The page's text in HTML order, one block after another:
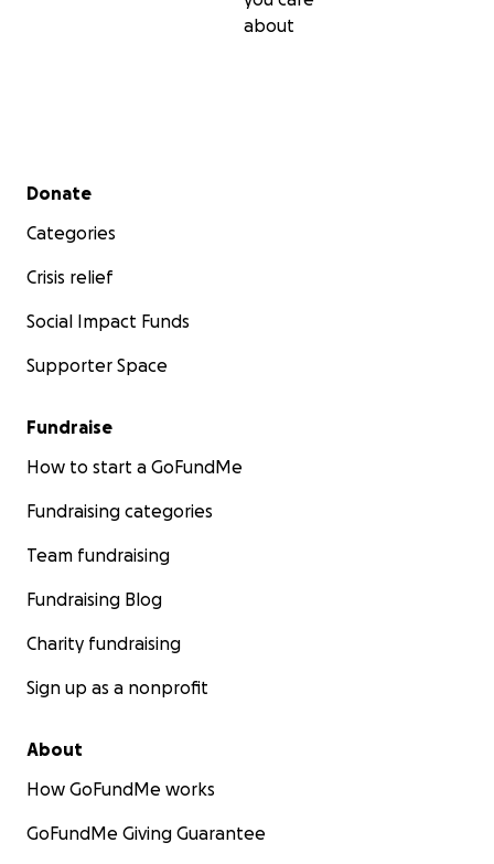
about
Secondary menu
Donate
Categories
Crisis relief
Social Impact Funds
Supporter Space
Fundraise
How to start a GoFundMe
Fundraising categories
Team fundraising
Fundraising Blog
Charity fundraising
Sign up as a nonprofit
About
How GoFundMe works
GoFundMe Giving Guarantee